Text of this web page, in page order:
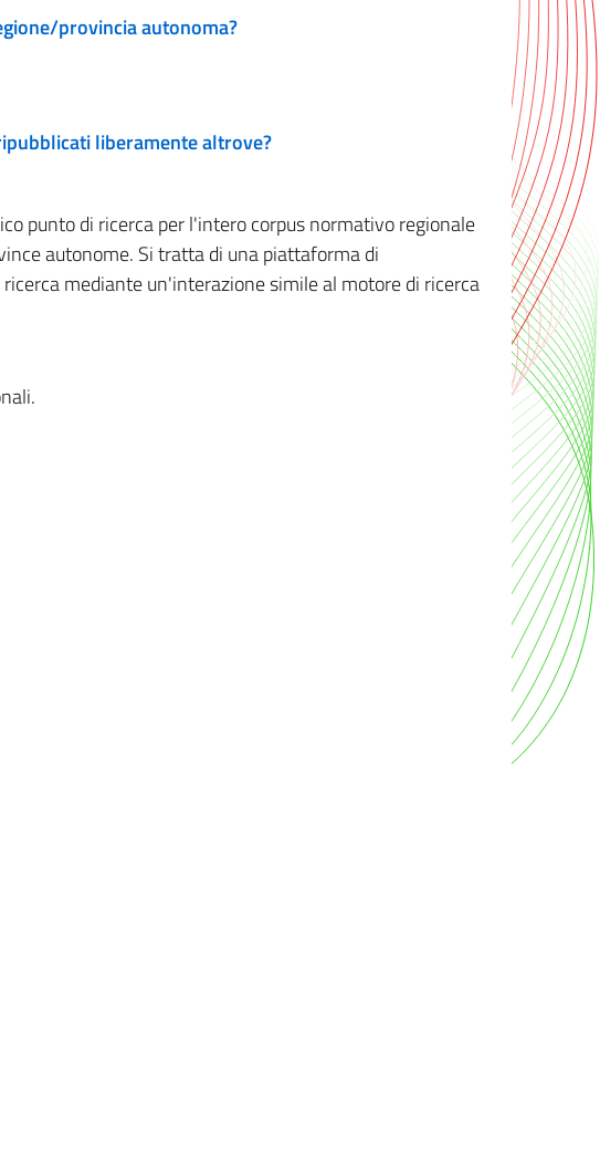
provincia autonoma?
liberamente altrove?
punto di ricerca per l'intero corpus normativo regionale
autonome. Si tratta di una piattaforma di
mediante un'interazione simile al motore di ricerca